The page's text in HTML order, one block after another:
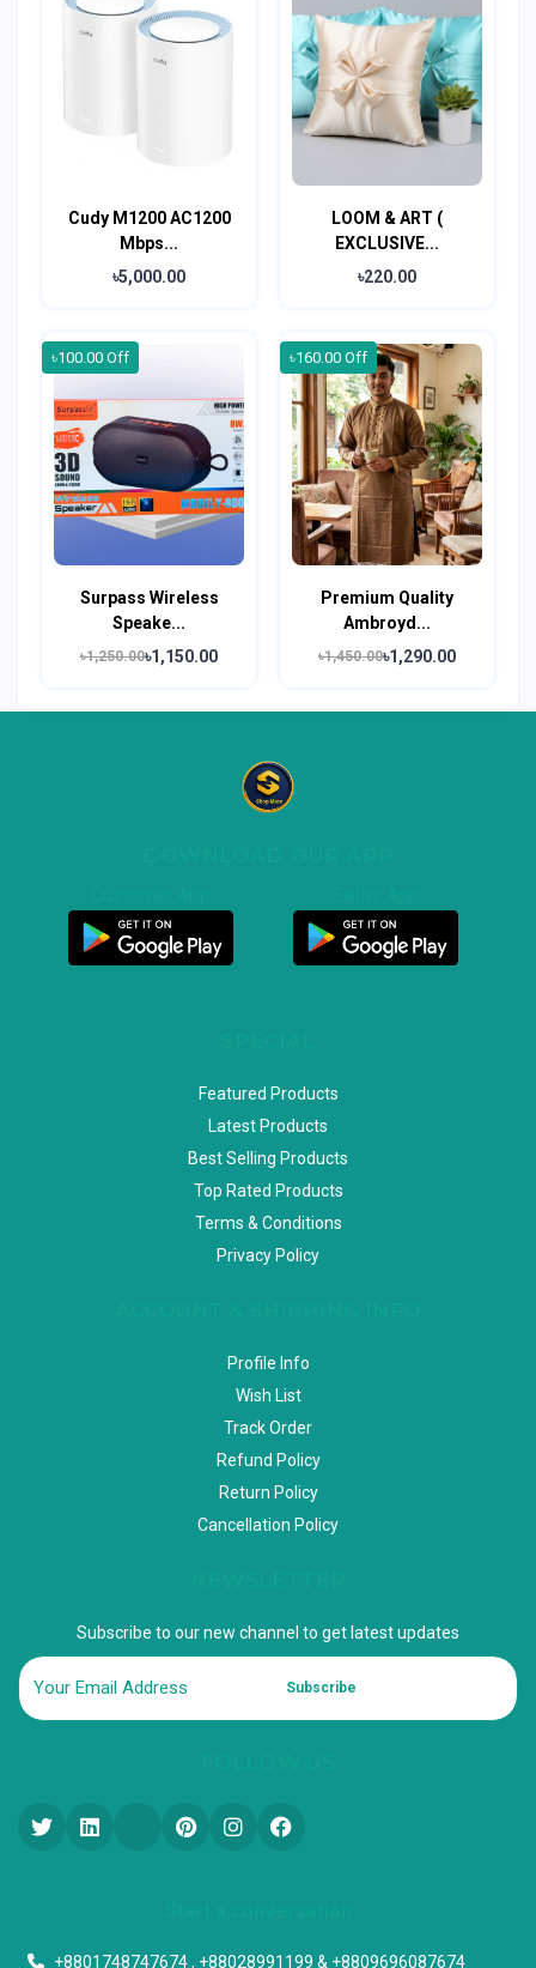
Cudy M1200 AC1200
Mbps...
৳5,000.00
LOOM & ART (
EXCLUSIVE...
৳220.00
৳100.00 Off
Surpass Wireless
Speake...
৳1,250.00৳1,150.00
৳160.00 Off
Premium Quality
Ambroyd...
৳1,450.00৳1,290.00
Featured Products
Latest Products
Best Selling Products
Top Rated Products
Terms & Conditions
Privacy Policy
Profile Info
Wish List
Track Order
Refund Policy
Return Policy
Cancellation Policy
Subscribe to our new channel to get latest updates
Subscribe
+8801748747674 , +88028991199 & +8809696087674